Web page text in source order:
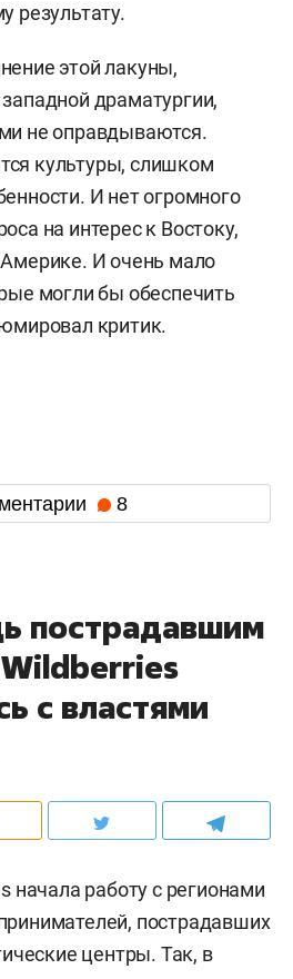
результату.
этой лакуны,
драматургии,
не оправдываются.
культуры, слишком
И нет огромного
на интерес к Востоку,
И очень мало
могли бы обеспечить
критик.
8
пострадавшим
с властями
начала работу с регионами
пострадавших
центры. Так, в